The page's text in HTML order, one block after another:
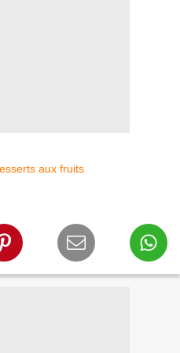
aux fruits